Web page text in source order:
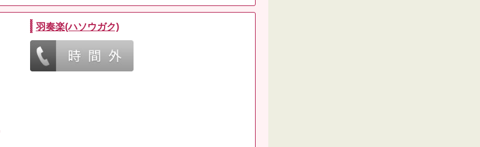
羽奏楽(ハソウガク)